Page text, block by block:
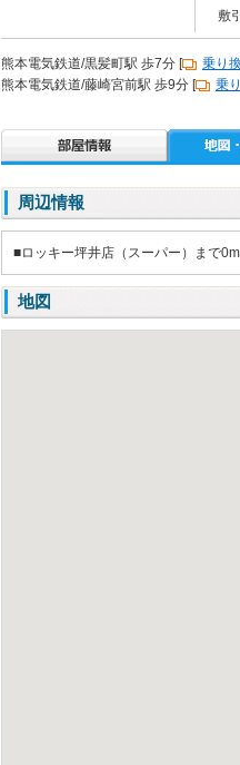
敷
熊本電気鉄道/黒髪町駅 歩7分 [ 乗り
熊本電気鉄道/藤崎宮前駅 歩9分 [
乗
周辺情報
■ロッキー坪井店（スーパー）まで0m
地図